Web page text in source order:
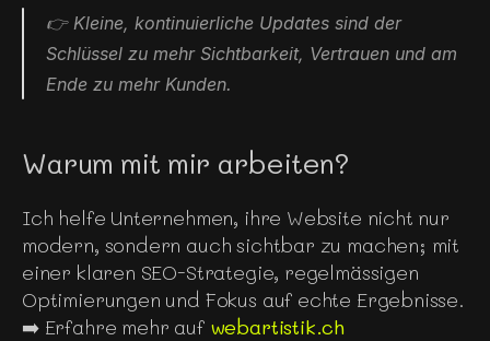
👉 Kleine, kontinuierliche Updates sind der
Schlüssel zu mehr Sichtbarkeit, Vertrauen und am
Ende zu mehr Kunden.
Warum mit mir arbeiten?
Ich helfe Unternehmen, ihre Website nicht nur
modern, sondern auch sichtbar zu machen; mit
einer klaren SEO-Strategie, regelmässigen
Optimierungen und Fokus auf echte Ergebnisse.
➡️ Erfahre mehr auf webartistik.ch